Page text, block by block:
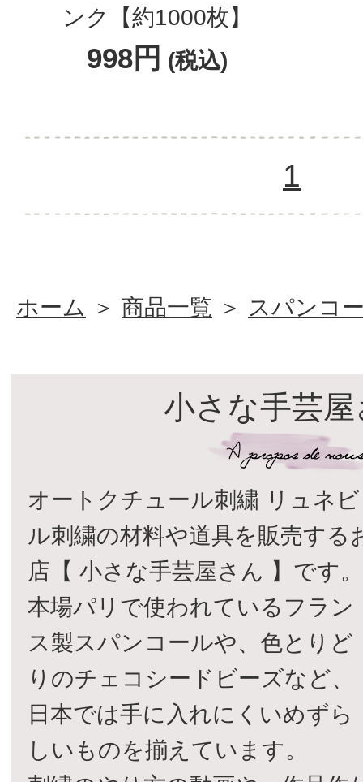
ンク【約1000枚】
998円 (税込)
1
ホーム ＞ 商品一覧 ＞ スパンコ
小さな手芸
オートクチュール刺繍 リュネビ
ル刺繍の材料や道具を販売する
店【 小さな手芸屋さん 】です。
本場パリで使われているフラン
ス製スパンコールや、色とりど
りのチェコシードビーズなど、
日本では手に入れにくいめずら
しいものを揃えています。